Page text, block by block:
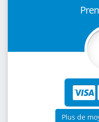
Plus de